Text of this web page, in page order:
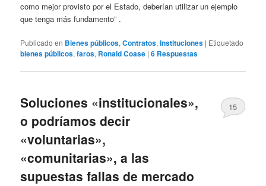
como mejor provisto por el Estado, deberían utilizar un ejemplo
que tenga más fundamento” .
Publicado en Bienes públicos,Contratos,Instituciones | Etiquetado
bienes públicos,faros, Ronald Coase |6 Respuestas
Soluciones «institucionales»,
o podríamos decir
«voluntarias»,
«comunitarias», a las
supuestas fallas de mercado
15